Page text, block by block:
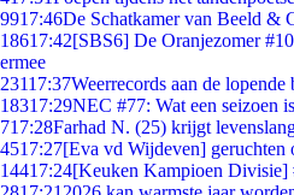
9917:46De Schatkamer van Beeld &
18617:42[SBS6] De Oranjezomer
ermee
23117:37Weerrecords aan de lopende
18317:29NEC #77: Wat een seizoen
717:28Farhad N. (25) krijgt
4517:27[Eva vd Wijdeven] geruchten
14417:24[Keuken Kampioen Divisie]